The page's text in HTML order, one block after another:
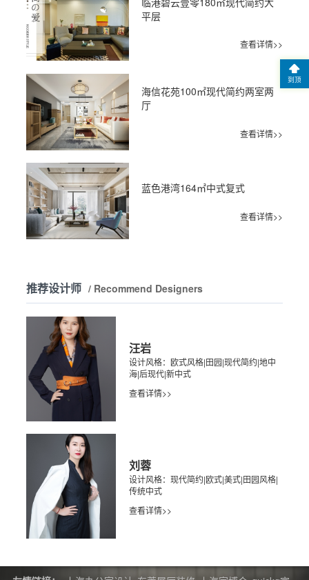
平层
查看详情>>
海信花苑100㎡现代简约两室两
厅
查看详情>>
蓝色港湾164㎡中式复式
查看详情>>
推荐设计师 / Recommend Designers
汪岩
设计风格：欧式风格|田园|现代简约|地中
海|后现代|新中式
查看详情>>
刘蓉
设计风格：现代简约|欧式|美式|田园风格|
传统中式
查看详情>>
到顶